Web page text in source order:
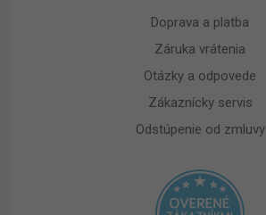
Doprava a platba
Záruka vrátenia
Otázky a odpovede
Zákaznícky servis
Odstúpenie od zmluvy